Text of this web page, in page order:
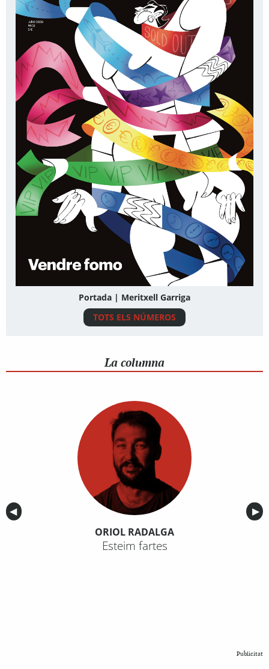
Portada | Meritxell Garriga
TOTS ELS NÚMEROS
La columna
Anterior
◀︎ ▶︎
ORIOL RADALGA
Esteim fartes
Publicitat